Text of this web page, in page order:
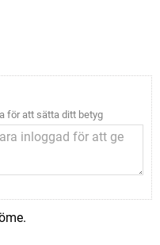
för att sätta ditt betyg